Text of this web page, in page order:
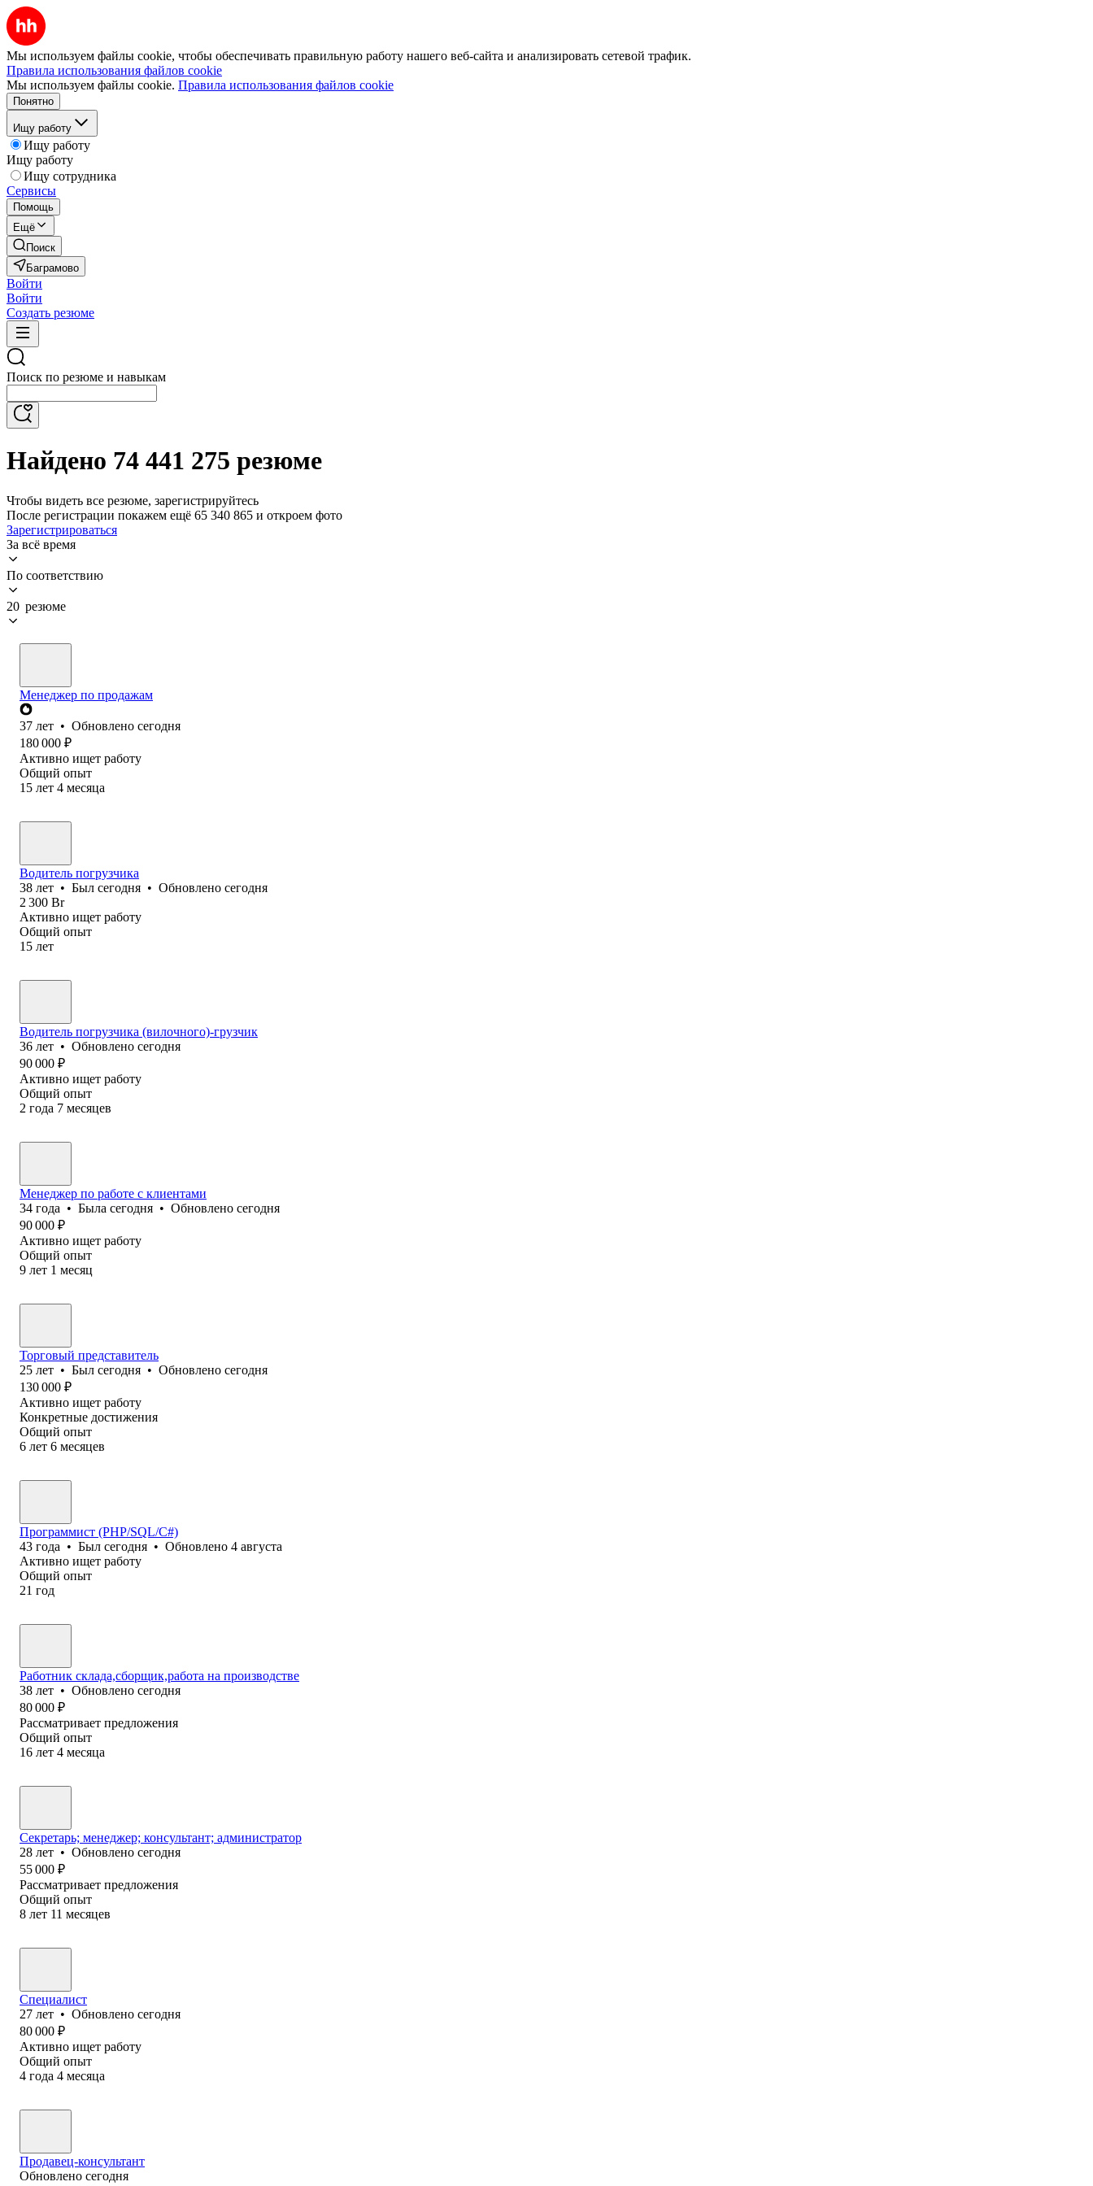
Мы используем файлы cookie, чтобы обеспечивать правильную работу нашего веб-сайта и анализировать сетевой трафик.
Правила использования файлов cookie
Мы используем файлы cookie. Правила использования файлов cookie
Понятно
Ищу работу
Ищу работу
Ищу работу
Ищу сотрудника
Сервисы
Помощь
Ещё
Поиск
Баграмово
Войти
Войти
Создать резюме
Поиск по резюме и навыкам
Найдено 74 441 275 резюме
Чтобы видеть все резюме, зарегистрируйтесь
После регистрации покажем ещё 65 340 865 и откроем фото
Зарегистрироваться
За всё время
По соответствию
20 резюме
Менеджер по продажам
37 лет • Обновлено сегодня
180 000 ₽
Активно ищет работу
Общий опыт
15 лет 4 месяца
Водитель погрузчика
38 лет • Был сегодня • Обновлено сегодня
2 300 Br
Активно ищет работу
Общий опыт
15 лет
Водитель погрузчика (вилочного)-грузчик
36 лет • Обновлено сегодня
90 000 ₽
Активно ищет работу
Общий опыт
2 года 7 месяцев
Менеджер по работе с клиентами
34 года • Была сегодня • Обновлено сегодня
90 000 ₽
Активно ищет работу
Общий опыт
9 лет 1 месяц
Торговый представитель
25 лет • Был сегодня • Обновлено сегодня
130 000 ₽
Активно ищет работу
Конкретные достижения
Общий опыт
6 лет 6 месяцев
Программист (PHP/SQL/C#)
43 года • Был сегодня • Обновлено 4 августа
Активно ищет работу
Общий опыт
21 год
Работник склада,сборщик,работа на производстве
38 лет • Обновлено сегодня
80 000 ₽
Рассматривает предложения
Общий опыт
16 лет 4 месяца
Секретарь; менеджер; консультант; администратор
28 лет • Обновлено сегодня
55 000 ₽
Рассматривает предложения
Общий опыт
8 лет 11 месяцев
Специалист
27 лет • Обновлено сегодня
80 000 ₽
Активно ищет работу
Общий опыт
4 года 4 месяца
Продавец-консультант
Обновлено сегодня